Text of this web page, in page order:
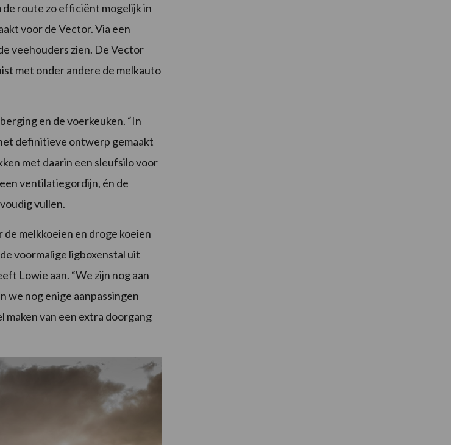
de route zo efficiënt mogelijk in
voor de Vector. Via een
veehouders zien. De Vector
met onder andere de melkauto
en de voerkeuken. “In
definitieve ontwerp gemaakt
met daarin een sleufsilo voor
ventilatiegordijn, én de
vullen.
melkkoeien en droge koeien
voormalige ligboxenstal uit
Lowie aan. “We zijn nog aan
we nog enige aanpassingen
van een extra doorgang